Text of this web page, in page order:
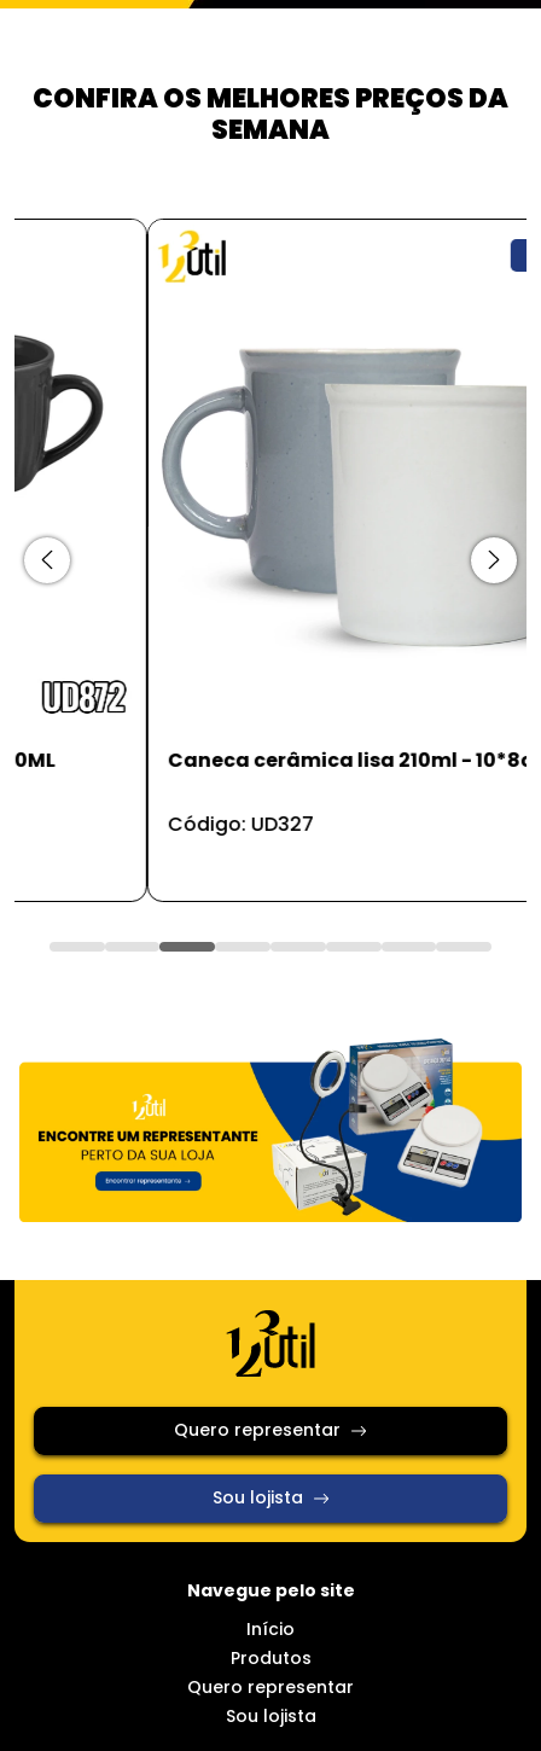
CONFIRA OS MELHORES PREÇOS DA
SEMANA
Caneca cerâmica lisa 210ml - 10*8cm
Código: UD327
Quero representar
Sou lojista
Navegue pelo site
Início
Produtos
Quero representar
Sou lojista